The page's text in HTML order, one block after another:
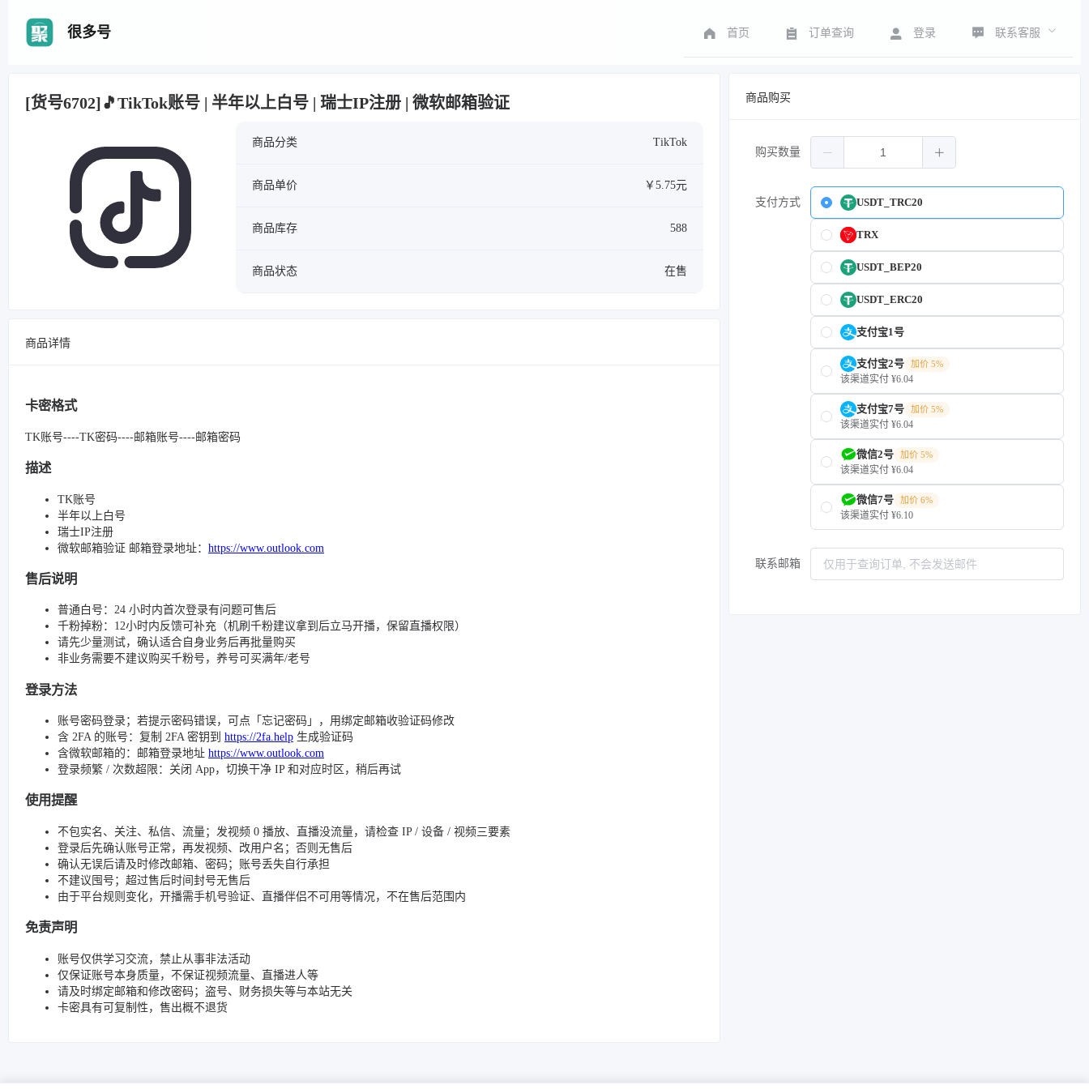
很多号 首页 订单查询 登录 联系客服
[货号6702]🎵TikTok账号 | 半年以上白号 | 瑞士IP注册 | 微软邮箱验证
商品分类 TikTok
商品单价 ￥5.75元
商品库存 588
商品状态 在售
商品详情
卡密格式
TK账号----TK密码----邮箱账号----邮箱密码
描述
TK账号
半年以上白号
瑞士IP注册
微软邮箱验证 邮箱登录地址： https://www.outlook.com
售后说明
普通白号：24 小时内首次登录有问题可售后
千粉掉粉：12小时内反馈可补充（机刷千粉建议拿到后立马开播，保留直播权限）
请先少量测试，确认适合自身业务后再批量购买
非业务需要不建议购买千粉号，养号可买满年/老号
登录方法
账号密码登录；若提示密码错误，可点「忘记密码」，用绑定邮箱收验证码修改
含 2FA 的账号：复制 2FA 密钥到 https://2fa.help 生成验证码
含微软邮箱的：邮箱登录地址 https://www.outlook.com
登录频繁 / 次数超限：关闭 App，切换干净 IP 和对应时区，稍后再试
使用提醒
不包实名、关注、私信、流量；发视频 0 播放、直播没流量，请检查 IP / 设备 / 视频三要素
登录后先确认账号正常，再发视频、改用户名；否则无售后
确认无误后请及时修改邮箱、密码；账号丢失自行承担
不建议囤号；超过售后时间封号无售后
由于平台规则变化，开播需手机号验证、直播伴侣不可用等情况，不在售后范围内
免责声明
账号仅供学习交流，禁止从事非法活动
仅保证账号本身质量，不保证视频流量、直播进人等
请及时绑定邮箱和修改密码；盗号、财务损失等与本站无关
卡密具有可复制性，售出概不退货
商品购买
购买数量
支付方式 USDT_TRC20
TRX
USDT_BEP20
USDT_ERC20
支付宝1号
支付宝2号 加价 5%
该渠道实付 ¥6.04
支付宝7号 加价 5%
该渠道实付 ¥6.04
微信2号 加价 5%
该渠道实付 ¥6.04
微信7号 加价 6%
该渠道实付 ¥6.10
联系邮箱